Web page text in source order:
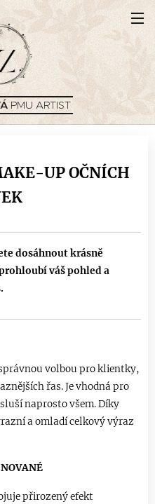
PMU ARTIST
UP OČNÍCH
dosáhnout krásně
váš pohled a
volbou pro klientky,
řas. Je vhodná pro
naprosto všem. Díky
a omladí celkový výraz
přirozený efekt